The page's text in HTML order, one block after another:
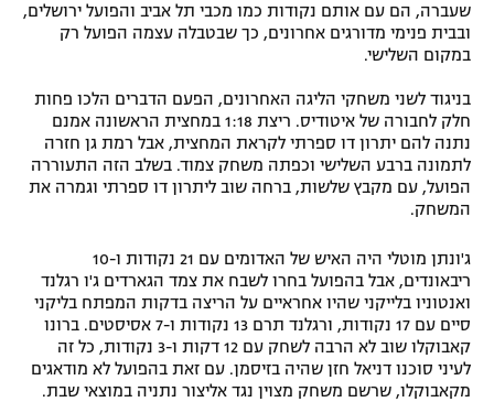
תקנון עבור פעילות ספורט 1 – "מרלן"
גיימינג E-Sports
תנאי שימוש
מדיניות פרטיות
רשיון להקרנה פומבית לבית עסק
הצטרפות לחבילת הערוצים
לוח דרושים – ג'ובנט
בייסבול MLB
ספורט אתגרי ואקסטרים
אומנויות לחימה
גיימינג E-Sports
שעברה, הם עם אותם נקודות כמו מכבי תל אביב והפועל ירושלים,
ובבית פנימי מדורגים אחרונים, כך שבטבלה עצמה הפועל רק
במקום השלישי.
בניגוד לשני משחקי הליגה האחרונים, הפעם הדברים הלכו פחות
חלק לחבורה של איטודיס. ריצת 1:18 במחצית הראשונה אמנם
נתנה להם יתרון דו ספרתי לקראת המחצית, אבל רמת גן חזרה
לתמונה ברבע השלישי וכפתה משחק צמוד. בשלב הזה התעוררה
הפועל, עם מקבץ שלשות, ברחה שוב ליתרון דו ספרתי וגמרה את
המשחק.
ג'ונתן מוטלי היה האיש של האדומים עם 21 נקודות ו-10
ריבאונדים, אבל בהפועל בחרו לשבח את צמד הגארדים ג'ו רגלנד
ואנטוניו בלייקני שהיו אחראיים על הריצה בדקות המפתח בליקני
סיים עם 17 נקודות, ורגלנד תרם 13 נקודות ו-7 אסיסטים. ברונו
קאבוקלו שוב לא הרבה לשחק עם 12 דקות ו-3 נקודות, כל זה
לעיני סוכנו דניאל חזן שהיה בזיסמן. עם זאת בהפועל לא מודאגים
מקאבוקלו, שרשם משחק מצוין נגד אליצור נתניה במוצאי שבת.